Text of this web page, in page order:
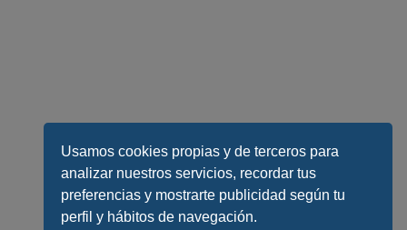
Usamos cookies propias y de terceros para
analizar nuestros servicios, recordar tus
preferencias y mostrarte publicidad según tu
perfil y hábitos de navegación.